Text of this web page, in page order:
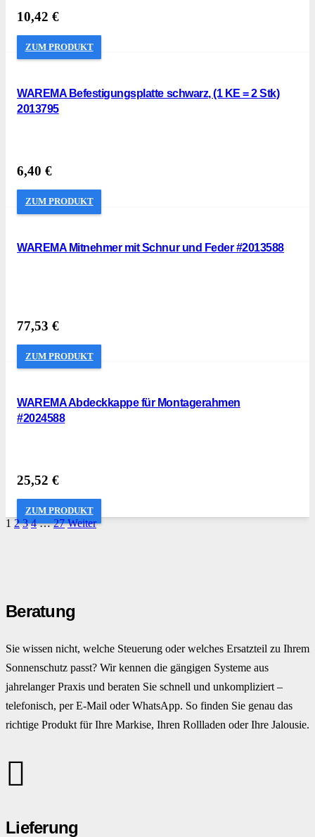
10,42 €
ZUM PRODUKT
WAREMA Befestigungsplatte schwarz, (1 KE = 2 Stk)
2013795
6,40 €
ZUM PRODUKT
WAREMA Mitnehmer mit Schnur und Feder #2013588
77,53 €
ZUM PRODUKT
WAREMA Abdeckkappe für Montagerahmen
#2024588
25,52 €
ZUM PRODUKT
1 2 3 4 … 27 Weiter
Beratung
Sie wissen nicht, welche Steuerung oder welches Ersatzteil zu Ihrem
Sonnenschutz passt? Wir kennen die gängigen Systeme aus
jahrelanger Praxis und beraten Sie schnell und unkompliziert –
telefonisch, per E-Mail oder WhatsApp. So finden Sie genau das
richtige Produkt für Ihre Markise, Ihren Rollladen oder Ihre Jalousie.
Lieferung